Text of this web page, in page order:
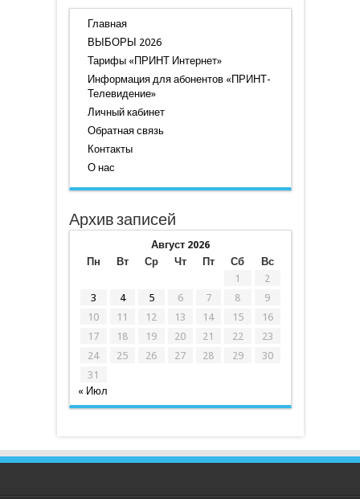
Главная
ВЫБОРЫ 2026
Тарифы «ПРИНТ Интернет»
Информация для абонентов «ПРИНТ-
Телевидение»
Личный кабинет
Обратная связь
Контакты
О нас
Архив записей
Август 2026
Пн
Вт Ср Чт Пт Сб
Вс
1
2
3
4 5 6 7 8
9
10
11 12 13 14 15
16
17
18 19 20 21 22
23
24
25 26 27 28 29
30
31
« Июл